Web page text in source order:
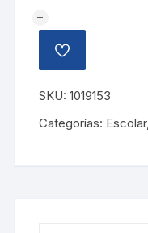
cantidad
AÑADIR
A
LISTA
DE
DESEOS
SKU:1019153
Categorías: Escolar,